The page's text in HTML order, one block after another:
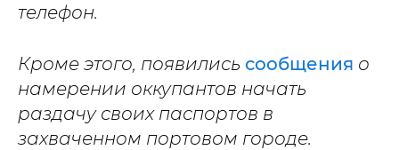
телефон.
Кроме этого, появились сообщения о
намерении оккупантов начать
раздачу своих паспортов в
захваченном портовом городе.